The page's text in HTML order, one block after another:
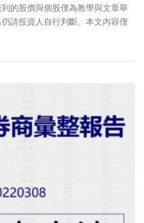
的股價與個股僅為教學與文章舉
請投資人自行判斷。本文內容僅
任何翻印、轉載，或以任何型態